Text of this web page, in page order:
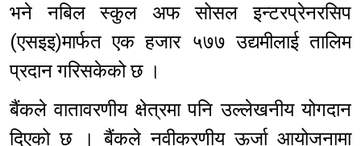
भने नबिल स्कुल अफ सोसल इन्टरप्रेनरसिप
(एसइइ)मार्फत एक हजार ५७७ उद्यमीलाई तालिम
प्रदान गरिसकेको छ ।
बैंकले वातावरणीय क्षेत्रमा पनि उल्लेखनीय योगदान
दिएको छ । बैंकले नवीकरणीय ऊर्जा आयोजनामा